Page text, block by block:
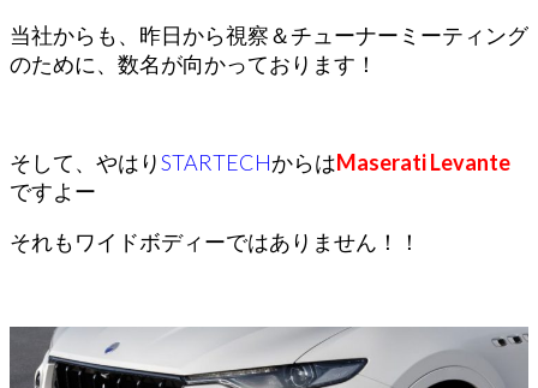
当社からも、昨日から視察＆チューナーミーティング
のために、数名が向かっております！
そして、やはりSTARTECHからはMaserati Levante
ですよー
それもワイドボディーではありません！！